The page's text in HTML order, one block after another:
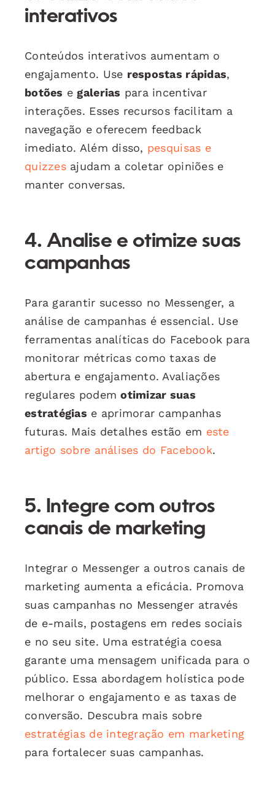
interativos
Conteúdos interativos aumentam o
engajamento. Use respostas rápidas,
botões egalerias para incentivar
interações. Esses recursos facilitam a
navegação e oferecem feedback
imediato. Além disso, pesquisas e
quizzesajudam a coletar opiniões e
manter conversas.
4. Analise e otimize suas
campanhas
Para garantir sucesso no Messenger, a
análise de campanhas é essencial. Use
ferramentas analíticas do Facebook para
monitorar métricas como taxas de
abertura e engajamento. Avaliações
regulares podemotimizar suas
estratégias e aprimorar campanhas
futuras. Mais detalhes estão em este
artigo sobre análises do Facebook.
5. Integre com outros
canais de marketing
Integrar o Messenger a outros canais de
marketing aumenta a eficácia. Promova
suas campanhas no Messenger através
de e-mails, postagens em redes sociais
e no seu site. Uma estratégia coesa
garante uma mensagem unificada para o
público. Essa abordagem holística pode
melhorar o engajamento e as taxas de
conversão. Descubra mais sobre
estratégias de integração em marketing
para fortalecer suas campanhas.